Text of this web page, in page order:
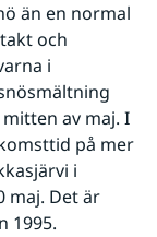
än en normal
och
i
av maj. I
på mer
i
maj. Det är
1995.